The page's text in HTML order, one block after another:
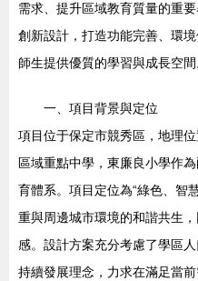
需求、提升區域教育質量的重
創新設計，打造功能完善、環
師生提供優質的學習與成長空間
一、項目背景與定位
項目位于保定市競秀區，地理
區域重點中學，東廉良小學作
育體系。項目定位為“綠色、智
重與周邊城市環境的和諧共生
感。設計方案充分考慮了學區
持續發展理念，力求在滿足當